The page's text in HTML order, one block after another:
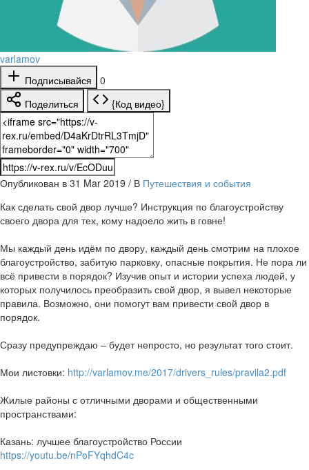
varlamov
Подписывайся
0
Поделиться
{Код видео}
Опубликован в 31 Mar 2019 / В Путешествия и события
Как сделать свой двор лучше? Инструкция по благоустройству
своего двора для тех, кому надоело жить в говне!
Мы каждый день идём по двору, каждый день смотрим на плохое
благоустройство, забитую парковку, опасные покрытия. Не пора ли
всё привести в порядок? Изучив опыт и истории успеха людей, у
которых получилось преобразить свой двор, я вывел некоторые
правила. Возможно, они помогут вам привести свой двор в
порядок.
Сразу предупреждаю – будет непросто, но результат того стоит.
Мои листовки: http://varlamov.me/2017/drivers_rules/pravila2.pdf
Жилые районы с отличными дворами и общественными
пространствами:
Казань: лучшее благоустройство России
https://youtu.be/nPoFYqhdC4c